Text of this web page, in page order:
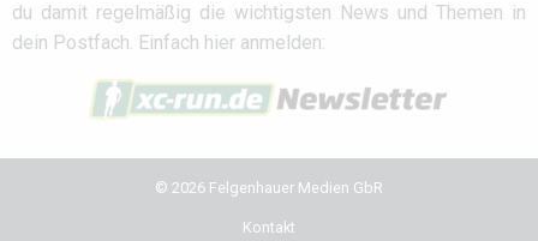
du damit regelmäßig die wichtigsten News und Themen in
dein Postfach. Einfach hier anmelden:
© 2026 Felgenhauer Medien GbR
Kontakt